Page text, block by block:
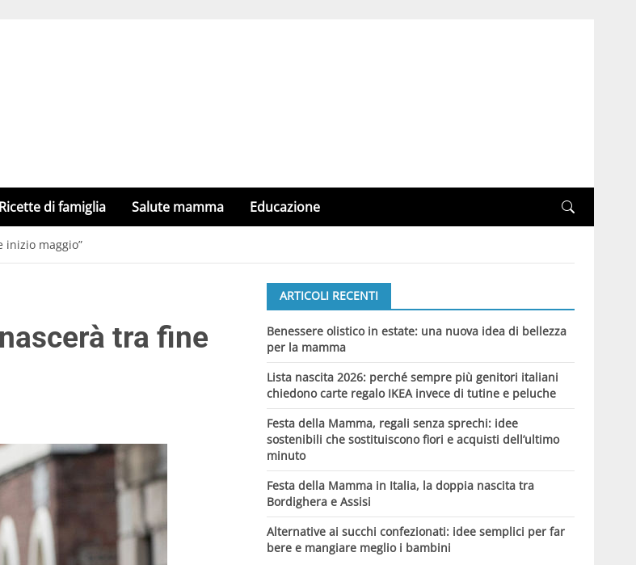
Ricette di famiglia Salute mamma Educazione
inizio maggio”
tra fine
ARTICOLI RECENTI
Benessere olistico in estate: una nuova idea di bellezza
per la mamma
Lista nascita 2026: perché sempre più genitori italiani
chiedono carte regalo IKEA invece di tutine e peluche
Festa della Mamma, regali senza sprechi: idee
sostenibili che sostituiscono fiori e acquisti dell’ultimo
minuto
Festa della Mamma in Italia, la doppia nascita tra
Bordighera e Assisi
Alternative ai succhi confezionati: idee semplici per far
bere e mangiare meglio i bambini